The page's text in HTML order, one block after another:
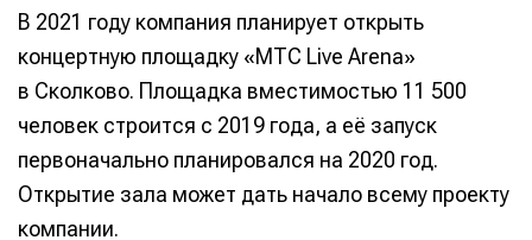
В 2021 году компания планирует открыть
концертную площадку «МТС Live Arena»
в Сколково. Площадка вместимостью 11 500
человек строится с 2019 года, а её запуск
первоначально планировался на 2020 год.
Открытие зала может дать начало всему проекту
компании.